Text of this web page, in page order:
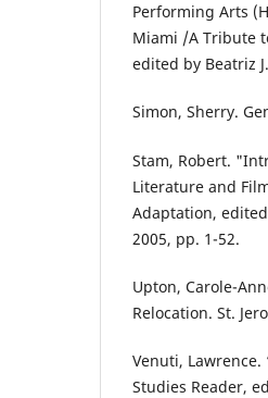
Performing Arts
Miami /A Tribute
edited by Beatriz
Simon, Sherry.
Stam, Robert.
Literature and
Adaptation,
2005, pp. 1-52.
Upton, Carole-
Relocation. St.
Venuti,
Studies Reader,